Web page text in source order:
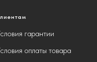
гарантии
оплаты товара